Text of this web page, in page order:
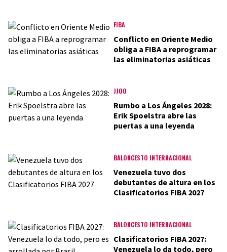
FIBA
Conflicto en Oriente Medio
obliga a FIBA a reprogramar
las eliminatorias asiáticas
JJOO
Rumbo a Los Ángeles 2028:
Erik Spoelstra abre las
puertas a una leyenda
BALONCESTO INTERNACIONAL
Venezuela tuvo dos
debutantes de altura en los
Clasificatorios FIBA 2027
BALONCESTO INTERNACIONAL
Clasificatorios FIBA 2027:
Venezuela lo da todo, pero